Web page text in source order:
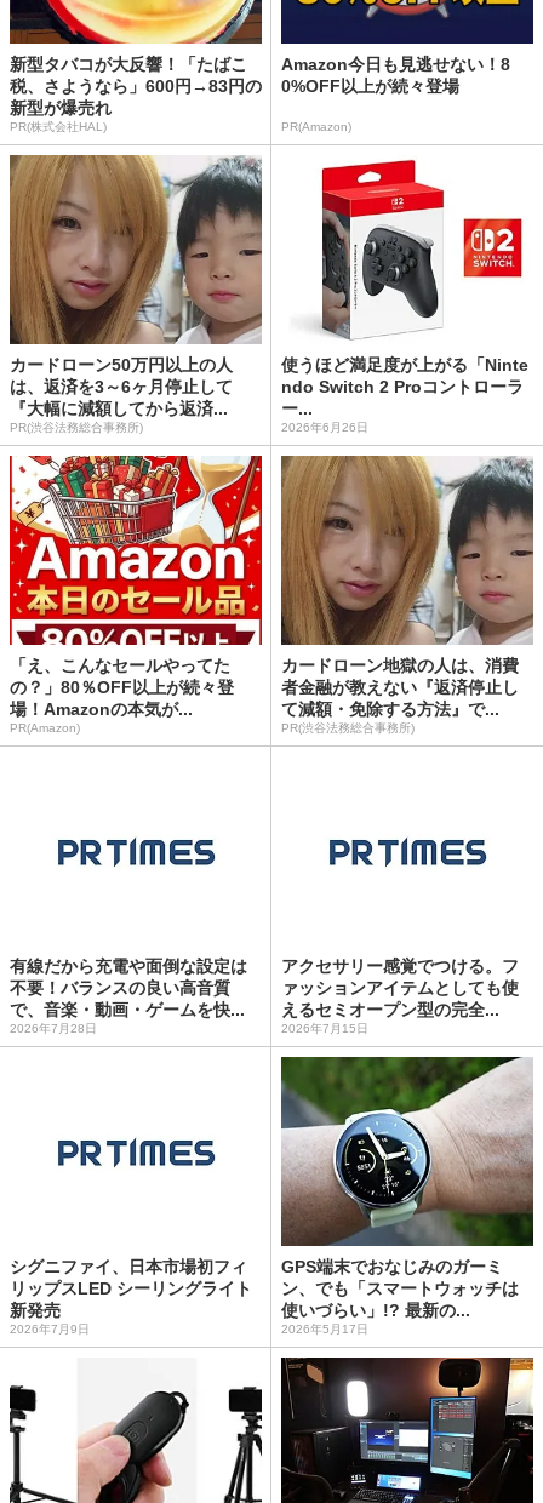
新型タバコが大反響！「たばこ
税、さようなら」600円→83円の
新型が爆売れ
PR(株式会社HAL)
Amazon今日も見逃せない！8
0%OFF以上が続々登場
PR(Amazon)
カードローン50万円以上の人
は、返済を3～6ヶ月停止して
『大幅に減額してから返済...
PR(渋谷法務総合事務所)
使うほど満足度が上がる「Ninte
ndo Switch 2 Proコントローラ
ー...
2026年6月26日
「え、こんなセールやってた
の？」80％OFF以上が続々登
場！Amazonの本気が...
PR(Amazon)
カードローン地獄の人は、消費
者金融が教えない『返済停止し
て減額・免除する方法』で...
PR(渋谷法務総合事務所)
有線だから充電や面倒な設定は
不要！バランスの良い高音質
で、音楽・動画・ゲームを快...
2026年7月28日
アクセサリー感覚でつける。フ
ァッションアイテムとしても使
えるセミオープン型の完全...
2026年7月15日
シグニファイ、日本市場初フィ
リップスLED シーリングライト
新発売
2026年7月9日
GPS端末でおなじみのガーミ
ン、でも「スマートウォッチは
使いづらい」!? 最新の...
2026年5月17日